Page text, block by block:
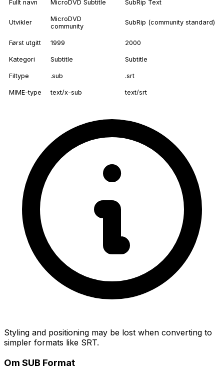
Fullt navn MicroDVD Subtitle SubRip Text
Utvikler
MicroDVD
community
SubRip (community standard)
Først utgitt 1999 2000
Kategori Subtitle Subtitle
Filtype .sub .srt
MIME-type text/x-sub text/srt
Styling and positioning may be lost when converting to
simpler formats like SRT.
Om SUB Format